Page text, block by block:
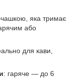
яка тримає
або
для кави,
: гаряче — до 6